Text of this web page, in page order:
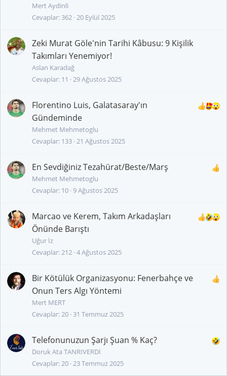
Mert Aydinli
Cevaplar 362 20 Eylül 2025
Zeki Murat Göle'nin Tarihi Kâbusu: 9 Kişilik
Takımları Yenemiyor!
Aslan Karadağ
Cevaplar 11 29 Ağustos 2025
Florentino Luis, Galatasaray'ın
Gündeminde
Mehmet Mehmetoglu
Cevaplar 133 21 Ağustos 2025
En Sevdiğiniz Tezahürat/Beste/Marş
Mehmet Mehmetoglu
Cevaplar 10 9 Ağustos 2025
Marcao ve Kerem, Takım Arkadaşları
Önünde Barıştı
Uğur İz
Cevaplar 212 4 Ağustos 2025
Bir Kötülük Organizasyonu: Fenerbahçe ve
Onun Ters Algı Yöntemi
Mert MERT
Cevaplar 20 31 Temmuz 2025
Telefonunuzun Şarjı Şuan % Kaç?
Doruk Ata TANRIVERDİ
Cevaplar 20 23 Temmuz 2025